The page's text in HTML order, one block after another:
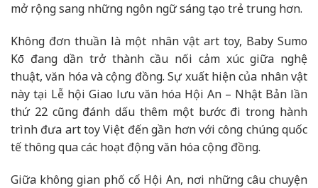
mở rộng sang những ngôn ngữ sáng tạo trẻ trung hơn.
Không đơn thuần là một nhân vật art toy, Baby Sumo
Kō đang dần trở thành cầu nối cảm xúc giữa nghệ
thuật, văn hóa và cộng đồng. Sự xuất hiện của nhân vật
này tại Lễ hội Giao lưu văn hóa Hội An – Nhật Bản lần
thứ 22 cũng đánh dấu thêm một bước đi trong hành
trình đưa art toy Việt đến gần hơn với công chúng quốc
tế thông qua các hoạt động văn hóa cộng đồng.
Giữa không gian phố cổ Hội An, nơi những câu chuyện